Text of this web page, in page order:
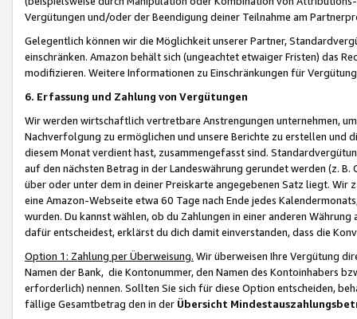
Vergütungen und/oder der Beendigung deiner Teilnahme am
Gelegentlich können wir die Möglichkeit unserer Partner,
einschränken. Amazon behält sich (ungeachtet etwaiger Fristen) das
modifizieren. Weitere Informationen zu Einschränkungen für
6. Erfassung und Zahlung von Vergütungen
Wir werden wirtschaftlich vertretbare Anstrengungen unternehmen,
Nachverfolgung zu ermöglichen und unsere Berichte zu erstellen und
diesem Monat verdient hast, zusammengefasst sind.
auf den nächsten Betrag in der Landeswährung gerundet werden (z.
über oder unter dem in deiner Preiskarte angegebenen Satz liegt.
eine Amazon-Webseite etwa 60 Tage nach Ende jedes
wurden. Du kannst wählen, ob du Zahlungen in einer anderen
dafür entscheidest, erklärst du dich damit einverstanden, dass die
Option 1: Zahlung per Überweisung. Wir überweisen Ihre Vergütung
Namen der Bank, die Kontonummer, den Namen des Kontoinhabers
erforderlich) nennen. Sollten Sie sich für diese Option entscheiden,
fällige Gesamtbetrag den in der Übersicht